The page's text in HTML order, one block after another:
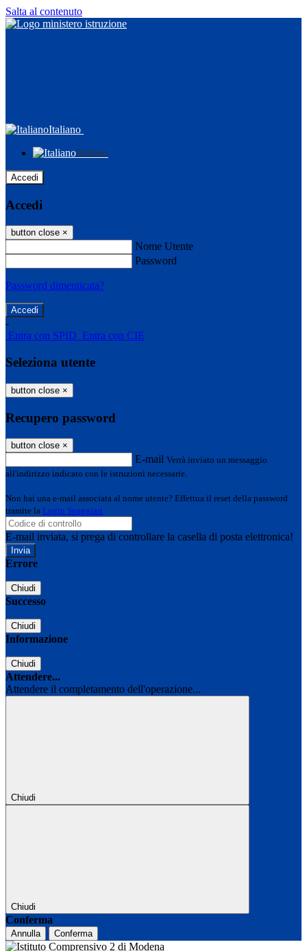
Salta al contenuto
Italiano
Italiano
Accedi
Accedi
button close ×
Nome Utente
Password
Password dimenticata?
-
Entra con SPID Entra con CIE
Seleziona utente
button close ×
Recupero password
button close ×
E-mail Verrà inviato un messaggio
all'indirizzo indicato con le istruzioni necessarie.
Non hai una e-mail associata al nome utente? Effettua il reset della password
tramite la Login Spaggiari
E-mail inviata, si prega di controllare la casella di posta elettronica!
Errore
Chiudi
Successo
Chiudi
Informazione
Chiudi
Attendere...
Attendere il completamento dell'operazione...
Chiudi
Chiudi
Conferma
Annulla Conferma